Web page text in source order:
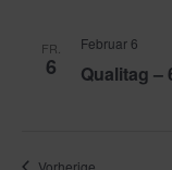
FR.
6 Qualitag –
Februar 6
Vorherige